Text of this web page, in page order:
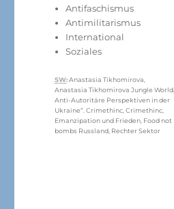
Kategorien
Antifaschismus
Antimilitarismus
International
Soziales
Schlagwörter
SW:Anastasia Tikhomirova
Anastasia Tikhomirova Jungle World
Anti-Autoritäre Perspektiven in der
Ukraine“. Crimethinc ,Crimethinc
Emanzipation und Frieden Food not
bombs Russland Rechter Sektor